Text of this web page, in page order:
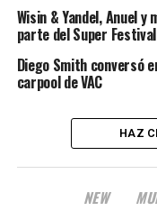
Wisin & Yandel, Anuel
parte del Super
Diego Smith conversó
carpool de VAC
HAZ
NEW